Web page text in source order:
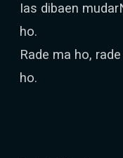
Ias dibaen
ho.
Rade ma ho,
ho.